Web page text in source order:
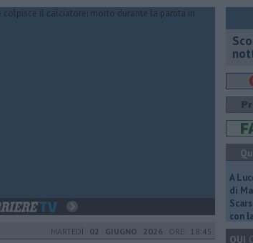
MARTEDÌ 02 GIUGNO 2026 ORE 18:45
A
di
con
QUI